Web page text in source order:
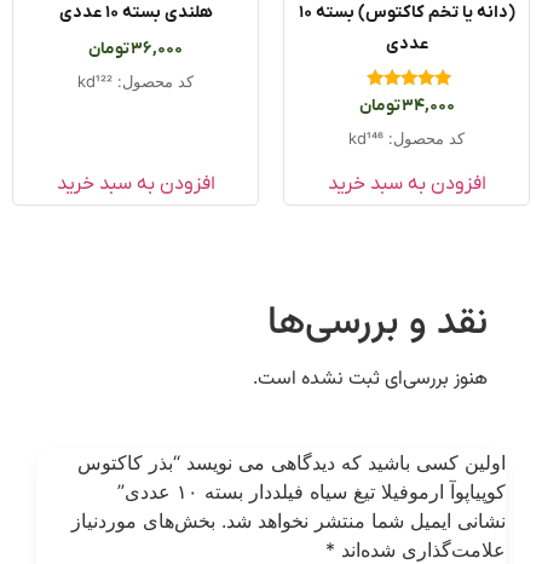
(دانه یا تخم کاکتوس) بسته ۱۰
عددی
امتیاز
از 5
34,000تومان
کد محصول: kd146
افزودن به سبد خرید
هلندی بسته ۱۰ عددی
36,000تومان
کد محصول: kd122
افزودن به سبد خرید
نقد و بررسی‌ها
هنوز بررسی‌ای ثبت نشده است.
کسی باشید که دیدگاهی می نویسد “بذر کاکتوس
ارموفیلا تیغ سیاه فیلددار بسته ۱۰ عددی”
ایمیل شما منتشر نخواهد شد. بخش‌های موردنیاز
شده‌اند*